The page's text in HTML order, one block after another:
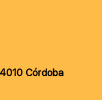
Córdoba